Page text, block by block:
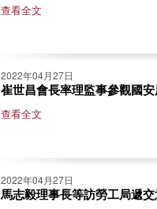
查看全文
2022年04月27日
崔世昌會長率理監事參觀國
查看全文
2022年04月27日
馬志毅理事長等訪勞工局遞